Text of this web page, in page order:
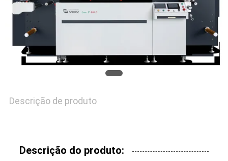
CONTACTE-
NOS
NOTÍCIAS
CASOS
MAPA
Descrição de produto
Descrição do produto: